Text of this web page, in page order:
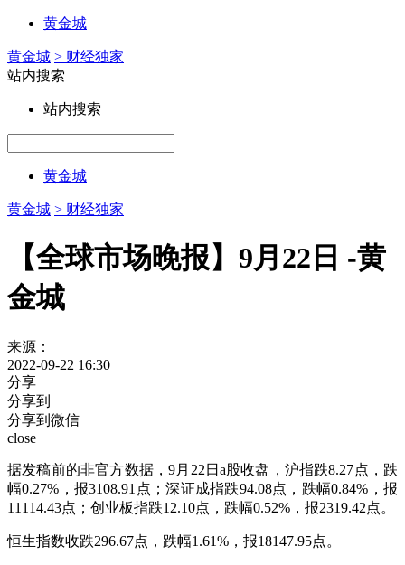
黄金城
黄金城 > 财经独家
站内搜索
站内搜索
黄金城
黄金城 > 财经独家
【全球市场晚报】9月22日 -黄
金城
来源：
2022-09-22 16:30
分享
分享到
分享到微信
close
据发稿前的非官方数据，9月22日a股收盘，沪指跌8.27点，跌
幅0.27%，报3108.91点；深证成指跌94.08点，跌幅0.84%，报
11114.43点；创业板指跌12.10点，跌幅0.52%，报2319.42点。
恒生指数收跌296.67点，跌幅1.61%，报18147.95点。